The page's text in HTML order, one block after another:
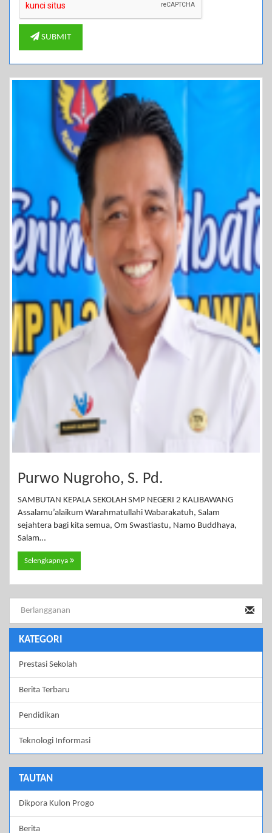
SUBMIT
Purwo Nugroho, S. Pd.
SAMBUTAN KEPALA SEKOLAH SMP NEGERI 2 KALIBAWANG
Assalamu’alaikum Warahmatullahi Wabarakatuh, Salam
sejahtera bagi kita semua, Om Swastiastu, Namo Buddhaya,
Salam…
Selengkapnya
KATEGORI
Prestasi Sekolah
Berita Terbaru
Pendidikan
Teknologi Informasi
TAUTAN
Dikpora Kulon Progo
Berita